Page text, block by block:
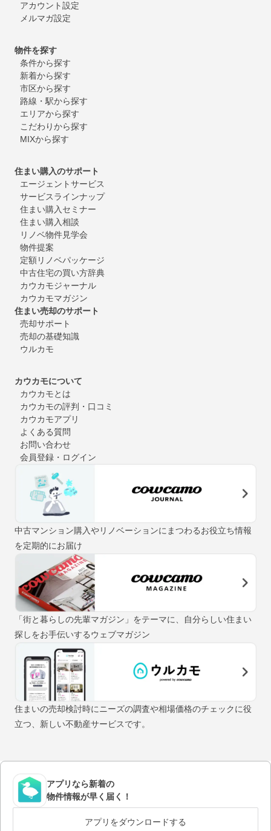
アカウント設定
メルマガ設定
物件を探す
条件から探す
新着から探す
市区から探す
路線・駅から探す
エリアから探す
こだわりから探す
MIXから探す
住まい購入のサポート
エージェントサービス
サービスラインナップ
住まい購入セミナー
住まい購入相談
リノベ物件見学会
物件提案
定額リノベパッケージ
中古住宅の買い方辞典
カウカモジャーナル
カウカモマガジン
住まい売却のサポート
売却サポート
売却の基礎知識
ウルカモ
カウカモについて
カウカモとは
カウカモの評判・口コミ
カウカモアプリ
よくある質問
お問い合わせ
会員登録・ログイン
中古マンション購入やリノベーションにまつわるお役立ち情報
を定期的にお届け
「街と暮らしの先輩マガジン」をテーマに、自分らしい住まい
探しをお手伝いするウェブマガジン
住まいの売却検討時にニーズの調査や相場価格のチェックに役
立つ、新しい不動産サービスです。
アプリなら新着の
物件情報が早く届く！
アプリをダウンロードする